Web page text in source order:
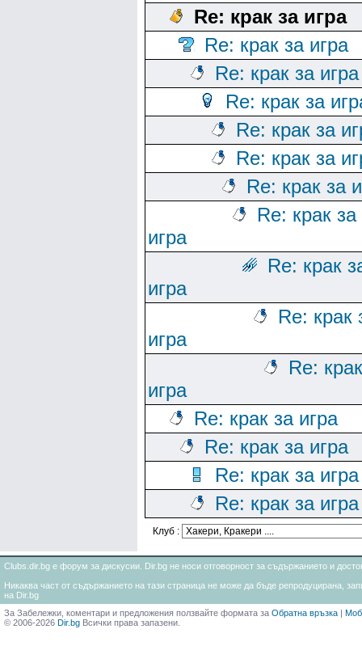
Re: крак за игра
Re: крак за игра
Re: крак за игра
Re: крак за
Re: крак за
Re: крак за
Re: крак за
Re: крак за
игра
Re: крак
игра
Re: крак
игра
Re:
игра
Re: крак за игра
Re: крак за игра
Re: крак за игра
Re: крак за игра
Клуб :
Clubs.dir.bg е форум за дискусии. Dir.bg не носи отговорност за съдържанието и
Никаква част от съдържанието на тази страница не може да бъде репродуцирана,
на Dir.bg
За Забележки, коментари и предложения ползвайте формата за Обратна връзка |
© 2006-2026 Dir.bg Всички права запазени.